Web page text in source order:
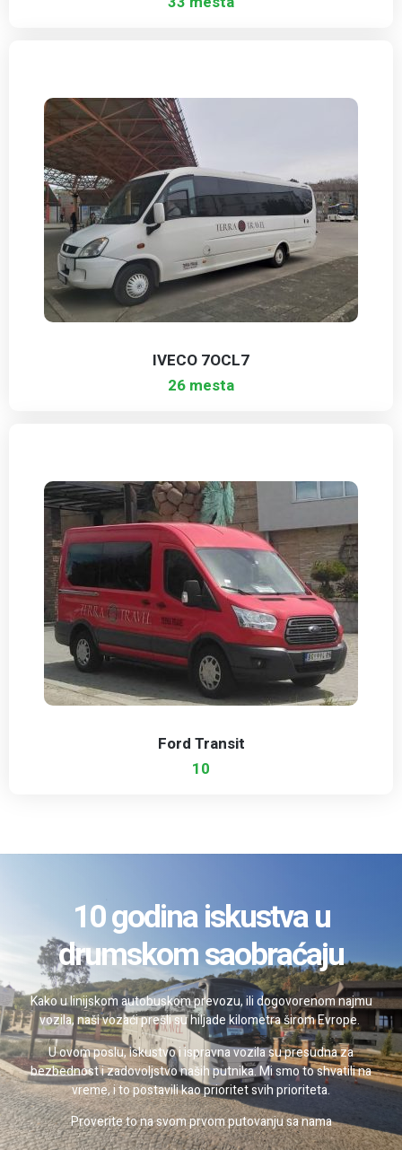
IVECO 7OCL7
26 mesta
Ford Transit
10
10 godina iskustva u
drumskom saobraćaju
Kako u linijskom autobuskom prevozu, ili dogovorenom najmu
vozila, naši vozaći prešli su hiljade kilometra širom Evrope.
U ovom poslu, iskustvo i ispravna vozila su presudna za
bezbednost i zadovoljstvo naših putnika. Mi smo to shvatili na
vreme, i to postavili kao prioritet svih prioriteta.
Proverite to na svom prvom putovanju sa nama